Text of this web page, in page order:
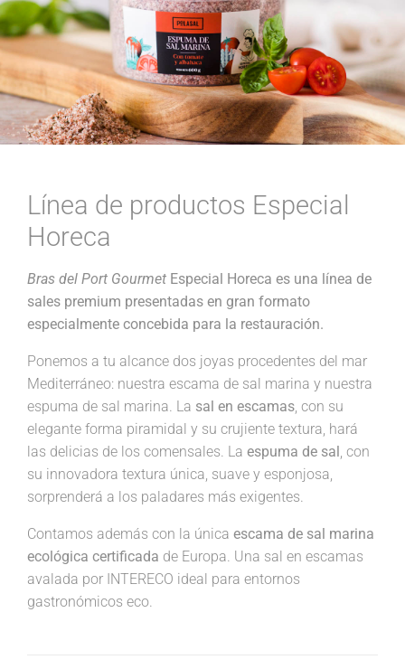
Línea de productos Especial
Horeca
Bras del Port Gourmet Especial Horeca es una línea de
sales premium presentadas en gran formato
especialmente concebida para la restauración.
Ponemos a tu alcance dos joyas procedentes del mar
Mediterráneo: nuestra escama de sal marina y nuestra
espuma de sal marina. La sal en escamas, con su
elegante forma piramidal y su crujiente textura, hará
las delicias de los comensales. La espuma de sal, con
su innovadora textura única, suave y esponjosa,
sorprenderá a los paladares más exigentes.
Contamos además con la única escama de sal marina
ecológica certificada de Europa. Una sal en escamas
avalada por INTERECO ideal para entornos
gastronómicos eco.